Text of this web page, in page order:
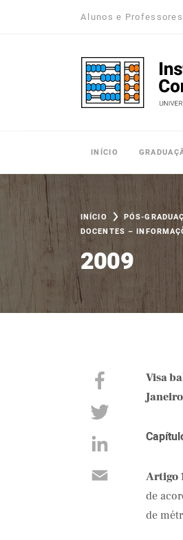
Alunos e Professores
Unicamp -
INÍCIO
INÍCIO PÓS-
DOCENTES –
2009
Visa
Artigo
de
de